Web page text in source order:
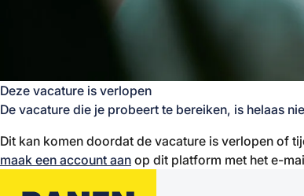
Deze vacature is verlopen
De vacature die je probeert te bereiken, is helaas
Dit kan komen doordat de vacature is verlopen of
maak een account aan op dit platform met het e-